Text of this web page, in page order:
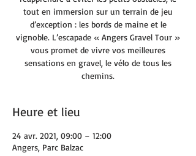
tout en immersion sur un terrain de jeu
d’exception : les bords de maine et le
vignoble. L’escapade « Angers Gravel Tour »
vous promet de vivre vos meilleures
sensations en gravel, le vélo de tous les
chemins.
Heure et lieu
24 avr. 2021, 09:00 – 12:00
Angers, Parc Balzac